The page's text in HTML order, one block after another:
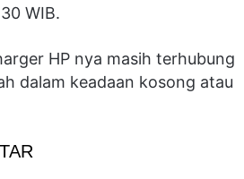
WIB.
HP nya masih terhubung
dalam keadaan kosong atau